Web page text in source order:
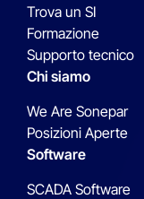
Trova un SI
Formazione
Supporto tecnico
Chi siamo
We Are Sonepar
Posizioni Aperte
Software
SCADA Software